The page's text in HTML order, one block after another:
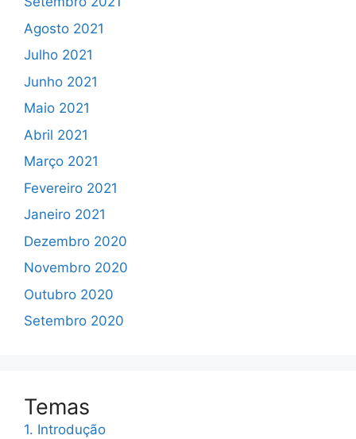
Agosto 2021
Julho 2021
Junho 2021
Maio 2021
Abril 2021
Março 2021
Fevereiro 2021
Janeiro 2021
Dezembro 2020
Novembro 2020
Outubro 2020
Setembro 2020
Temas
1. Introdução